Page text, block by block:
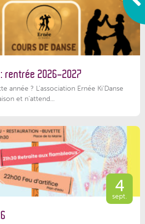
: rentrée 2026-2027
année ? L'association Ernée Ki'Danse
et n'attend...
4
sept.